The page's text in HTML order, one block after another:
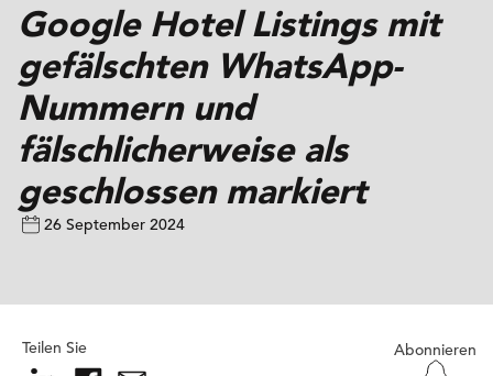
Google Hotel Listings mit
gefälschten WhatsApp-
Nummern und
fälschlicherweise als
geschlossen markiert
26 September 2024
Teilen Sie Abonnieren